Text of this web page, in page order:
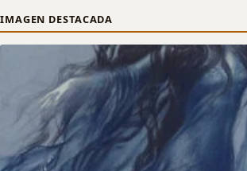
IMAGEN DESTACADA